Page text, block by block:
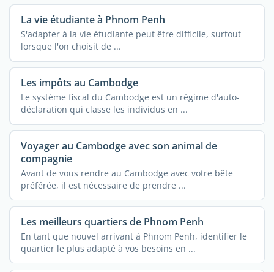
La vie étudiante à Phnom Penh
S'adapter à la vie étudiante peut être difficile, surtout
lorsque l'on choisit de ...
Les impôts au Cambodge
Le système fiscal du Cambodge est un régime d'auto-
déclaration qui classe les individus en ...
Voyager au Cambodge avec son animal de
compagnie
Avant de vous rendre au Cambodge avec votre bête
préférée, il est nécessaire de prendre ...
Les meilleurs quartiers de Phnom Penh
En tant que nouvel arrivant à Phnom Penh, identifier le
quartier le plus adapté à vos besoins en ...